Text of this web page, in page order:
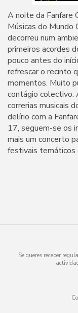
A noite da Fanfare
Músicas do Mundo
decorreu num
primeiros acordes
pouco antes do
refrescar o recinto
momentos. Muito
contágio colectivo.
correrias musicais
delírio com a
17, seguem-se os
mais um concerto
festivais temáticos
Se queres receber